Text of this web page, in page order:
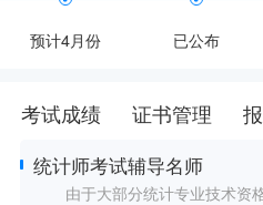
预计4月份 已公布
考试成绩 证书管理
统计师考试辅导名师
由于大部分统计专业技术资